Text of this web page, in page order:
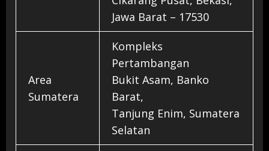
Jawa Barat – 17530
Area
Sumatera
Kompleks
Pertambangan
Bukit Asam, Banko
Barat,
Tanjung Enim, Sumatera
Selatan